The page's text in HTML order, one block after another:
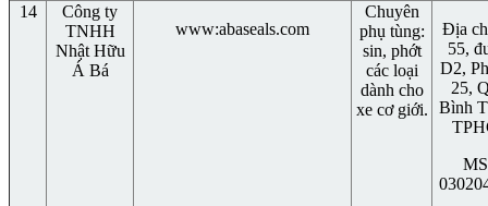
14
Công ty
TNHH
Nhật Hữu
Á Bá
www:abaseals.com
Chuyên
phụ tùng:
sin, phớt
các loại
dành cho
xe cơ giới.
Địa
55,
D2,
25,
Bình